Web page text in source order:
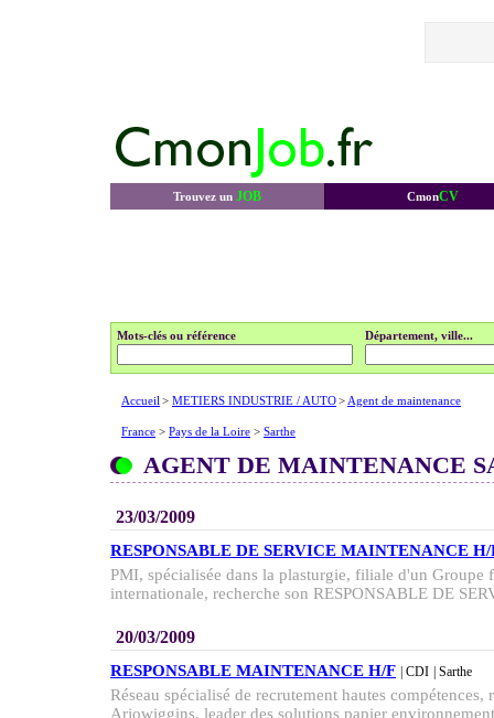
Trouvez un JOB CmonCV
Mots-clés ou référence Département, ville...
Accueil > METIERS INDUSTRIE / AUTO> Agent de maintenance
France > Pays de la Loire > Sarthe
AGENT DE MAINTENANCE
23/03/2009
RESPONSABLE DE SERVICE MAINTENANCE H/
PMI, spécialisée dans la plasturgie, filiale d'un Groupe
internationale, recherche son RESPONSABLE DE
20/03/2009
RESPONSABLE MAINTENANCE H/F | CDI | Sarthe
Réseau spécialisé de recrutement hautes
Arjowiggins, leader des solutions papier